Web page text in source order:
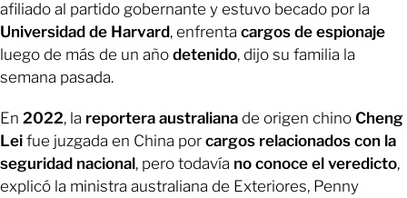
afiliado al partido gobernante y estuvo becado por la
Universidad de Harvard, enfrenta cargos de espionaje
luego de más de un año detenido, dijo su familia la
semana pasada.
En 2022, la reportera australiana de origen chino Cheng
Lei fue juzgada en China por cargos relacionados con la
seguridad nacional, pero todavía no conoce el veredicto,
explicó la ministra australiana de Exteriores, Penny